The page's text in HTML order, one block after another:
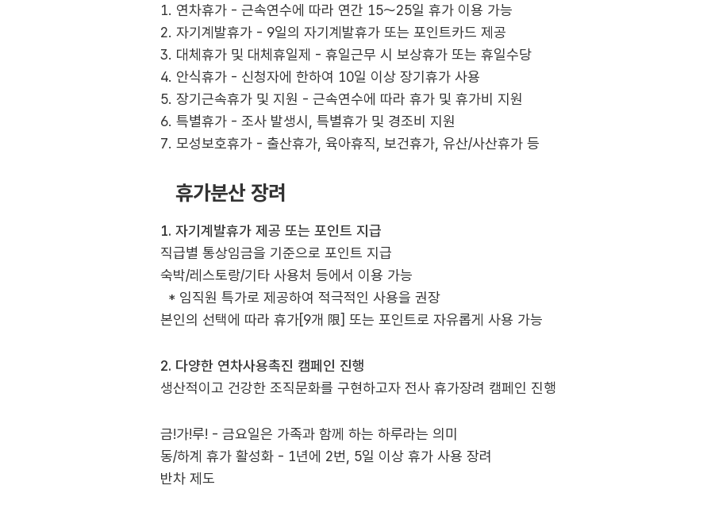
1. 연차휴가 - 근속연수에 따라 연간 15～25일 휴가 이용 가능
2. 자기계발휴가 - 9일의 자기계발휴가 또는 포인트카드 제공
3. 대체휴가 및 대체휴일제 - 휴일근무 시 보상휴가 또는 휴일수당
4. 안식휴가 - 신청자에 한하여 10일 이상 장기휴가 사용
5. 장기근속휴가 및 지원 - 근속연수에 따라 휴가 및 휴가비 지원
6. 특별휴가 - 조사 발생시, 특별휴가 및 경조비 지원
7. 모성보호휴가 - 출산휴가, 육아휴직, 보건휴가, 유산/사산휴가 등
휴가분산 장려
1. 자기계발휴가 제공 또는 포인트 지급
직급별 통상임금을 기준으로 포인트 지급
숙박/레스토랑/기타 사용처 등에서 이용 가능
* 임직원 특가로 제공하여 적극적인 사용을 권장
본인의 선택에 따라 휴가[9개 限] 또는 포인트로 자유롭게 사용 가능
2. 다양한 연차사용촉진 캠페인 진행
생산적이고 건강한 조직문화를 구현하고자 전사 휴가장려 캠페인 진행
금!가!루! - 금요일은 가족과 함께 하는 하루라는 의미
동/하계 휴가 활성화 - 1년에 2번, 5일 이상 휴가 사용 장려
반차 제도